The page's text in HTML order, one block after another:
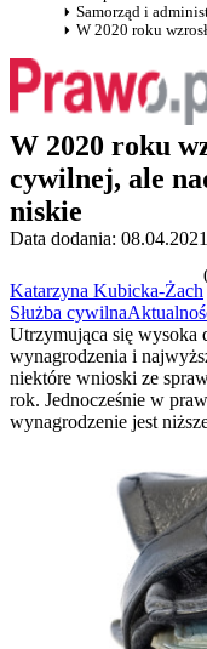
Samorząd i
W 2020 roku
W 2020 roku
cywilnej, ale
niskie
Data dodania:
Katarzyna Kubicka-Żach
Służba cywilna
Utrzymująca się wysoka
wynagrodzenia i
niektóre wnioski ze
rok. Jednocześnie w
wynagrodzenie jest